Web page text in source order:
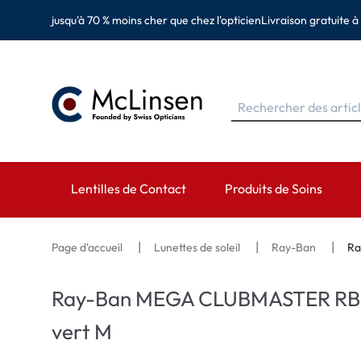
jusqu'à 70 % moins cher que chez l'opticienLivraison gratuite
Lentilles de Contact
MARQUES
Acuvue
Biotrue
CATÉGORIES
Lentilles toriques
Produits de Soins
MARQUES
EyeDefinition
Page d'accueil Lunettes de soleil Ray-Ban
Ray-Ban MEGA CLUBMASTER
vert M